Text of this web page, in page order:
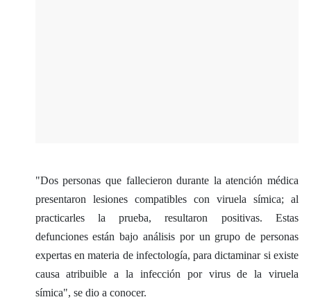
"Dos personas que fallecieron durante la atención médica
presentaron lesiones compatibles con viruela símica; al
practicarles la prueba, resultaron positivas. Estas
defunciones están bajo análisis por un grupo de personas
expertas en materia de infectología, para dictaminar si existe
causa atribuible a la infección por virus de la viruela
símica", se dio a conocer.